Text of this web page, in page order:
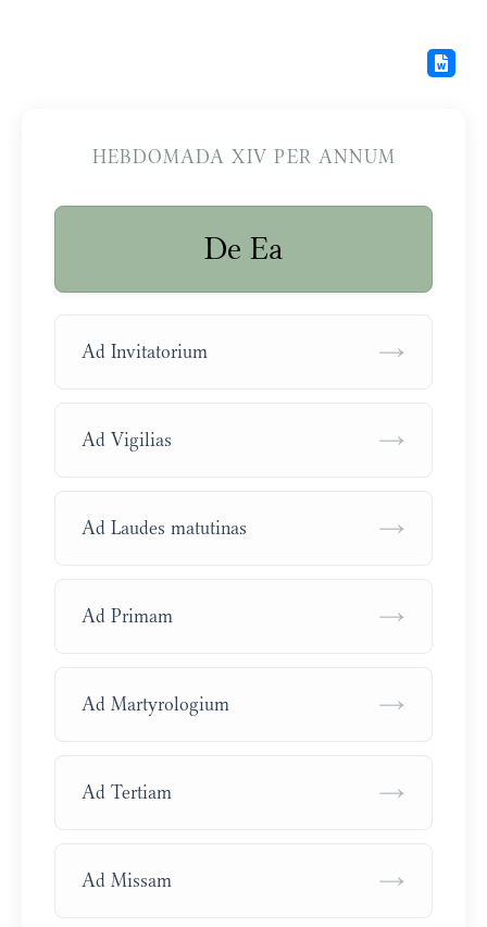
HEBDOMADA XIV PER ANNUM
De Ea
Ad Invitatorium →
Ad Vigilias →
Ad Laudes matutinas →
Ad Primam →
Ad Martyrologium →
Ad Tertiam →
Ad Missam →